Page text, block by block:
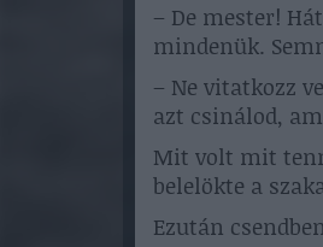
– De mester!
mindenük.
– Ne vitatkozz
azt csinálod,
Mit volt mit
belelökte a
Ezután